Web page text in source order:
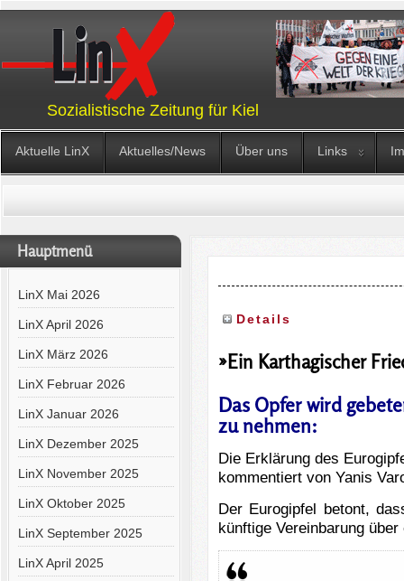
Sozialistische Zeitung für Kiel
Aktuelle LinX Aktuelles/News Über uns Links
Hauptmenü
LinX Mai 2026
LinX April 2026
LinX März 2026
LinX Februar 2026
LinX Januar 2026
LinX Dezember 2025
LinX November 2025
LinX Oktober 2025
LinX September 2025
LinX April 2025
Details
»Ein Karthagischer
Das Opfer wird
zu nehmen:
Die Erklärung des
kommentiert von Yanis
Der Eurogipfel betont,
künftige Vereinbarung